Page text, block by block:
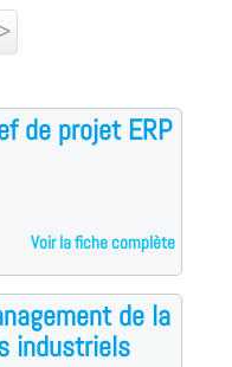
de projet ERP
Voir la fiche complète
de la
industriels